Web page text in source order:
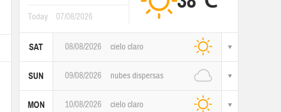
Today 07/08/2026
SAT 08/08/2026 cielo claro
SUN 09/08/2026 nubes dispersas
MON 10/08/2026 cielo claro